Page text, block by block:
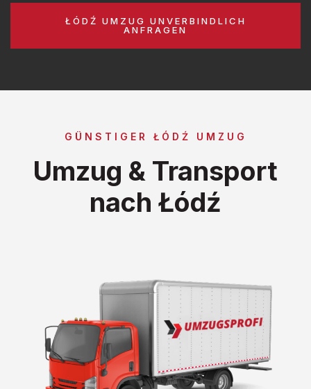
ŁÓDŹ UMZUG UNVERBINDLICH
ANFRAGEN
GÜNSTIGER ŁÓDŹ UMZUG
Umzug & Transport
nach Łódź